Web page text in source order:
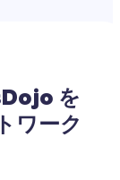
を
ワーク